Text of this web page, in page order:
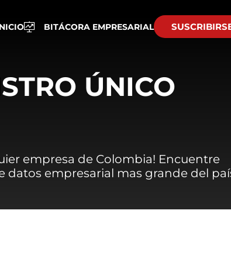
BITÁCORA EMPRESARIAL
ÚNICO
empresa de Colombia! Encuentre
datos empresarial mas grande del